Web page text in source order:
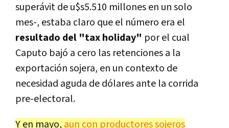
superávit de u$s5.510 millones en un solo
mes-, estaba claro que el número era el
resultado del "tax holiday" por el cual
Caputo bajó a cero las retenciones a la
exportación sojera, en un contexto de
necesidad aguda de dólares ante la corrida
pre-electoral.
Y en mayo, aun con productores sojeros